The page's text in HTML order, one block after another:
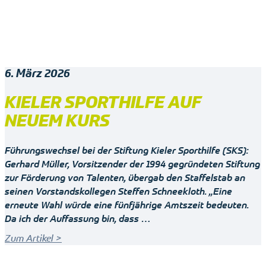
6. März 2026
KIELER SPORTHILFE AUF
NEUEM KURS
Führungswechsel bei der Stiftung Kieler Sporthilfe (SKS):
Gerhard Müller, Vorsitzender der 1994 gegründeten Stiftung
zur Förderung von Talenten, übergab den Staffelstab an
seinen Vorstandskollegen Steffen Schneekloth. „Eine
erneute Wahl würde eine fünfjährige Amtszeit bedeuten.
Da ich der Auffassung bin, dass …
Zum Artikel >